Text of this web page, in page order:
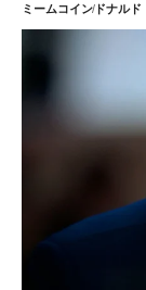
ミームコインドナルド